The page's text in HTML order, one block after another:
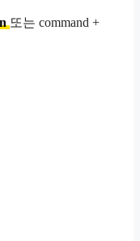
또는 command +